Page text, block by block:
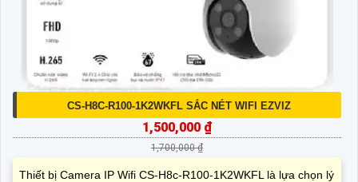
CS-H8C-R100-1K2WKFL SẮC NÉT WIFI EZVIZ
1,500,000 ₫
1,700,000 ₫
Thiết bị Camera IP Wifi CS-H8c-R100-1K2WKFL là lựa chọn lý